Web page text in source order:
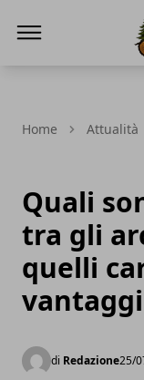
Home Attualità
Quali
tra gli
quelli
vantaggi
di Redazione25/